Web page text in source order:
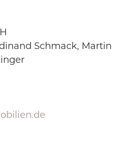
Schmack, Martin